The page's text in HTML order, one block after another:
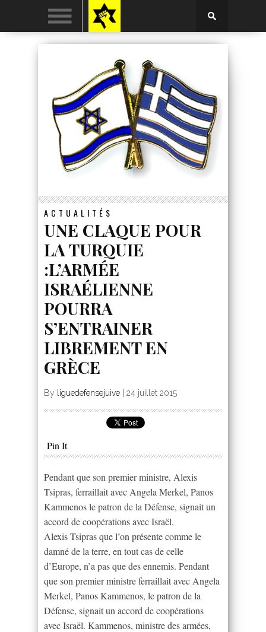
ACTUALITÉS
UNE CLAQUE POUR
LA TURQUIE
:L’ARMÉE
ISRAÉLIENNE
POURRA
S’ENTRAINER
LIBREMENT EN
GRÈCE
By liguedefensejuive 24 juillet 2015
Pin It
Pendant que son premier ministre, Alexis
Tsipras, ferraillait avec Angela Merkel, Panos
Kammenos le patron de la Défense, signait un
accord de coopérations avec Israël.
Alexis Tsipras que l’on présente comme le
damné de la terre, en tout cas de celle
d’Europe, n’a pas que des ennemis. Pendant
que son premier ministre ferraillait avec Angela
Merkel, Panos Kammenos, le patron de la
Défense, signait un accord de coopérations
avec Israël. Kammenos, ministre des armées,